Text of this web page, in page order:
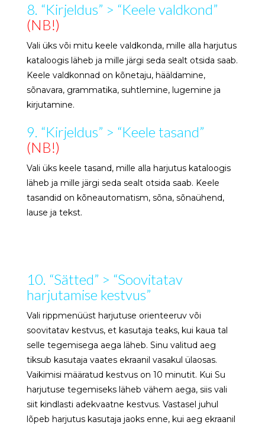
8. “Kirjeldus” > “Keele valdkond”
(NB!)
Vali üks või mitu keele valdkonda, mille alla harjutus
kataloogis läheb ja mille järgi seda sealt otsida saab.
Keele valdkonnad on kõnetaju, hääldamine,
sõnavara, grammatika, suhtlemine, lugemine ja
kirjutamine.
9. “Kirjeldus” > “Keele tasand”
(NB!)
Vali üks keele tasand, mille alla harjutus kataloogis
läheb ja mille järgi seda sealt otsida saab. Keele
tasandid on kõneautomatism, sõna, sõnaühend,
lause ja tekst.
10. “Sätted” > “Soovitatav
harjutamise kestvus”
Vali rippmenüüst harjutuse orienteeruv või
soovitatav kestvus, et kasutaja teaks, kui kaua tal
selle tegemisega aega läheb. Sinu valitud aeg
tiksub kasutaja vaates ekraanil vasakul ülaosas.
Vaikimisi määratud kestvus on 10 minutit. Kui Su
harjutuse tegemiseks läheb vähem aega, siis vali
siit kindlasti adekvaatne kestvus. Vastasel juhul
lõpeb harjutus kasutaja jaoks enne, kui aeg ekraanil